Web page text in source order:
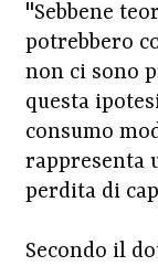
"Sebbene
potrebbero
non ci sono
questa
consumo
rappresenta
perdita di
Secondo il